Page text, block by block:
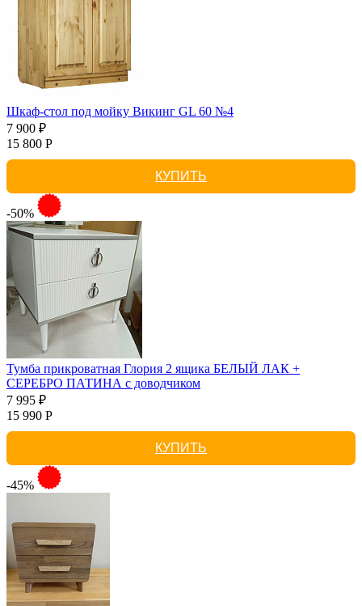
Шкаф-стол под мойку Викинг GL 60 №4
7 900 ₽
15 800 Р
КУПИТЬ
-50%
Тумба прикроватная Глория 2 ящика БЕЛЫЙ ЛАК +
СЕРЕБРО ПАТИНА с доводчиком
7 995 ₽
15 990 Р
КУПИТЬ
-45%